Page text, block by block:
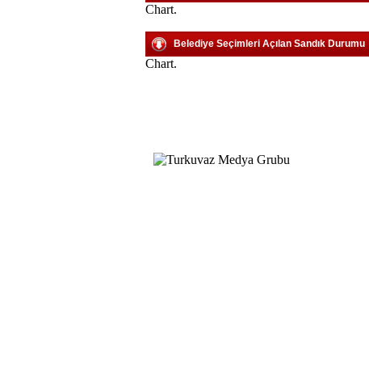
Chart.
Belediye Seçimleri Açılan Sandık Durumu
Chart.